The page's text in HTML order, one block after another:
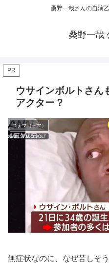
桑野一哉さんの自演
桑野一哉
PR
ウサインボルトさん
アクター？
ステマ（デマ）
無症状なのに、なぜ苦しそ